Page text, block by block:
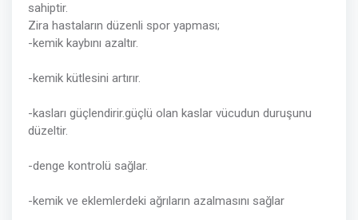
sahiptir.
Zira hastaların düzenli spor yapması;
-kemik kaybını azaltır.
-kemik kütlesini artırır.
-kasları güçlendirir.güçlü olan kaslar vücudun duruşunu
düzeltir.
-denge kontrolü sağlar.
-kemik ve eklemlerdeki ağrıların azalmasını sağlar